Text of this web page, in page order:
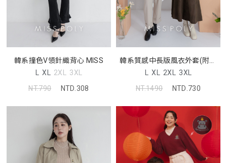
韓系撞色V領針織背心 MISS
L XL 2XL 3XL
NT.790
NTD.308
韓系質感中長版風衣外套(附綁
帶) MISS
L XL 2XL 3XL
NT.1490
NTD.730